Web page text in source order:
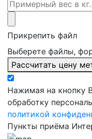
Прикрепить файл
Выберете файлы,
Рассчитать цену
Нажимая на кнопку
обработку
политикой
Пункты приёма